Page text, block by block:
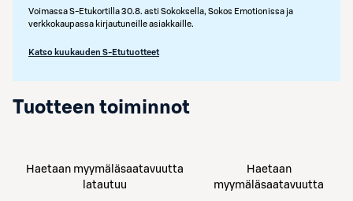
Voimassa S-Etukortilla 30.8. asti Sokoksella, Sokos Emotionissa ja
verkkokaupassa kirjautuneille asiakkaille.
Katso kuukauden S-Etutuotteet
Tuotteen toiminnot
Haetaan myymäläsaatavuutta
latautuu
Haetaan
myymäläsaatavuutta